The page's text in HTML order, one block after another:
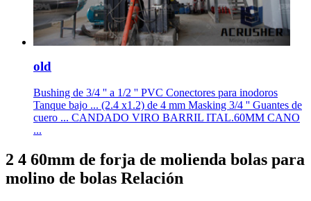
old
Bushing de 3/4 '' a 1/2 '' PVC Conectores para inodoros
Tanque bajo ... (2.4 x1.2) de 4 mm Masking 3/4 '' Guantes de
cuero ... CANDADO VIRO BARRIL ITAL.60MM CANO
...
2 4 60mm de forja de molienda bolas para
molino de bolas Relación